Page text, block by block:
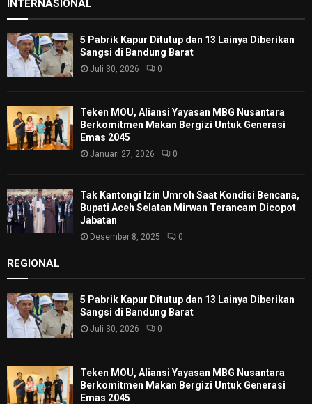
INTERNASIONAL
5 Pabrik Kapur Ditutup dan 13 Lainya Diberikan
Sangsi di Bandung Barat
Juli 30, 2026 0
Teken MOU, Aliansi Yayasan MBG Nusantara
Berkomitmen Makan Bergizi Untuk Generasi
Emas 2045
Januari 27, 2026 0
Tak Kantongi Izin Umroh Saat Kondisi Bencana,
Bupati Aceh Selatan Mirwan Terancam Dicopot
Jabatan
Desember 8, 2025 0
REGIONAL
5 Pabrik Kapur Ditutup dan 13 Lainya Diberikan
Sangsi di Bandung Barat
Juli 30, 2026 0
Teken MOU, Aliansi Yayasan MBG Nusantara
Berkomitmen Makan Bergizi Untuk Generasi
Emas 2045